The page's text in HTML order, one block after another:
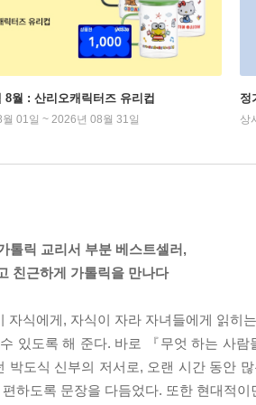
8월 : 산리오캐릭터즈 유리컵
01일 ~ 2026년 08월 31일
정
상
톨릭 교리서 부분 베스트셀러,
친근하게 가톨릭을 만나다
자식에게, 자식이 자라 자녀들에게 읽히
있도록 해 준다. 바로 『무엇 하는 사
박도식 신부의 저서로, 오랜 시간 동안
편하도록 문장을 다듬었다. 또한 현대적